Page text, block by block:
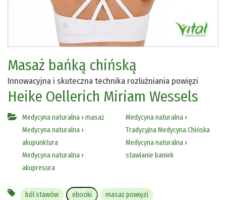
Masaż bańką chińską
Innowacyjna i skuteczna technika rozluźniania powięzi
Heike Oellerich Miriam Wessels
Medycyna naturalna › masaż
Medycyna naturalna ›
akupunktura
Medycyna naturalna ›
akupresura
Medycyna naturalna›
Tradycyjna Medycyna Chińska
Medycyna naturalna›
stawianie baniek
ból stawów ebooki masaż powięzi